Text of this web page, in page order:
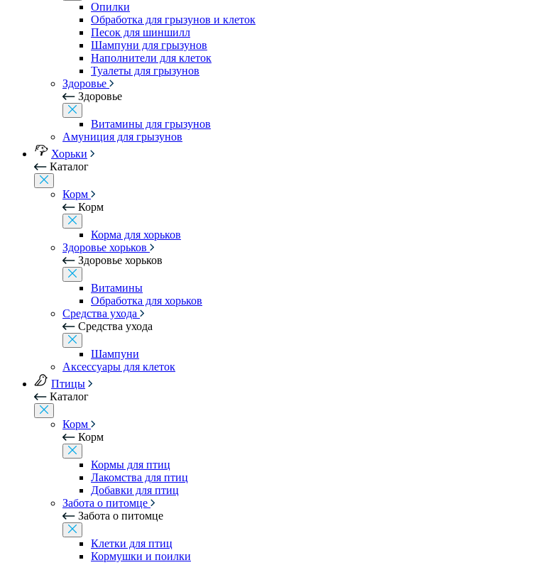
Опилки
Обработка для грызунов и клеток
Песок для шиншилл
Шампуни для грызунов
Наполнители для клеток
Туалеты для грызунов
Здоровье
Здоровье
Витамины для грызунов
Амуниция для грызунов
Хорьки
Каталог
Корм
Корм
Корма для хорьков
Здоровье хорьков
Здоровье хорьков
Витамины
Обработка для хорьков
Средства ухода
Средства ухода
Шампуни
Аксессуары для клеток
Птицы
Каталог
Корм
Корм
Кормы для птиц
Лакомства для птиц
Добавки для птиц
Забота о питомце
Забота о питомце
Клетки для птиц
Кормушки и поилки